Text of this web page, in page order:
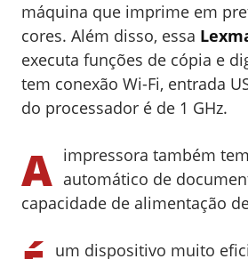
máquina que imprime em
cores. Além disso, essa
executa funções de cópia e
tem conexão Wi-Fi, entrada
do processador é de 1 GHz.
A impressora também
automático de
capacidade de alimentação
um dispositivo muito